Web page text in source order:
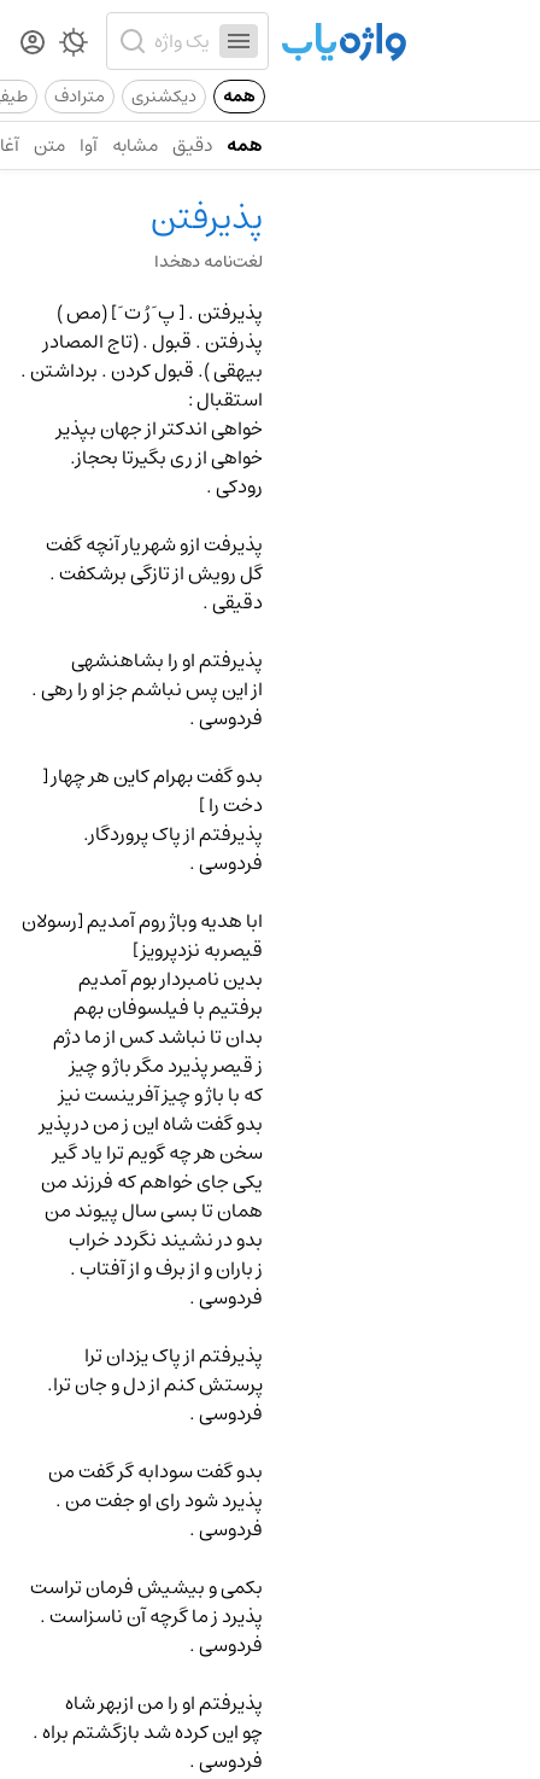
همه دیکشنری مترادف
همه دقیق مشابه آوا متن
پذیرفتن
لغت‌نامه دهخدا
پذیرفتن .[ پ َ رُ ت َ ] (مص )
پذرفتن . قبول . (تاج المصادر
بیهقی ). قبول کردن . برداشتن .
استقبال:
خواهی اندکتر از جهان بپذیر
خواهی از ری بگیرتا بحجاز.
رودکی .
پذیرفت ازو شهریار آنچه گفت
گل رویش از تازگی برشکفت .
دقیقی .
پذیرفتم او را بشاهنشهی
از این پس نباشم جز او را رهی .
فردوسی .
بدو گفت بهرام کاین هر چهار [
دخت را ]
پذیرفتم از پاک پروردگار.
فردوسی .
ابا هدیه وباژ روم آمدیم [رسولان
قیصربه نزدپرویز]
بدین نامبردار بوم آمدیم
برفتیم با فیلسوفان بهم
بدان تا نباشد کس از ما دژم
ز قیصر پذیرد مگر باژ و چیز
که با باژ و چیز آفرینست نیز
بدو گفت شاه این ز من درپذیر
سخن هر چه گویم ترا یاد گیر
یکی جای خواهم که فرزند من
همان تا بسی سال پیوند من
بدو در نشیند نگردد خراب
ز باران و از برف و از آفتاب .
فردوسی .
پذیرفتم از پاک یزدان ترا
پرستش کنم از دل و جان ترا.
فردوسی .
بدو گفت سودابه گر گفت من
پذیرد شود رای او جفت من .
فردوسی .
بکمی و بیشیش فرمان تراست
پذیرد ز ما گرچه آن ناسزاست .
فردوسی .
پذیرفتم او را من ازبهر شاه
چو این کرده شد بازگشتم براه .
فردوسی .